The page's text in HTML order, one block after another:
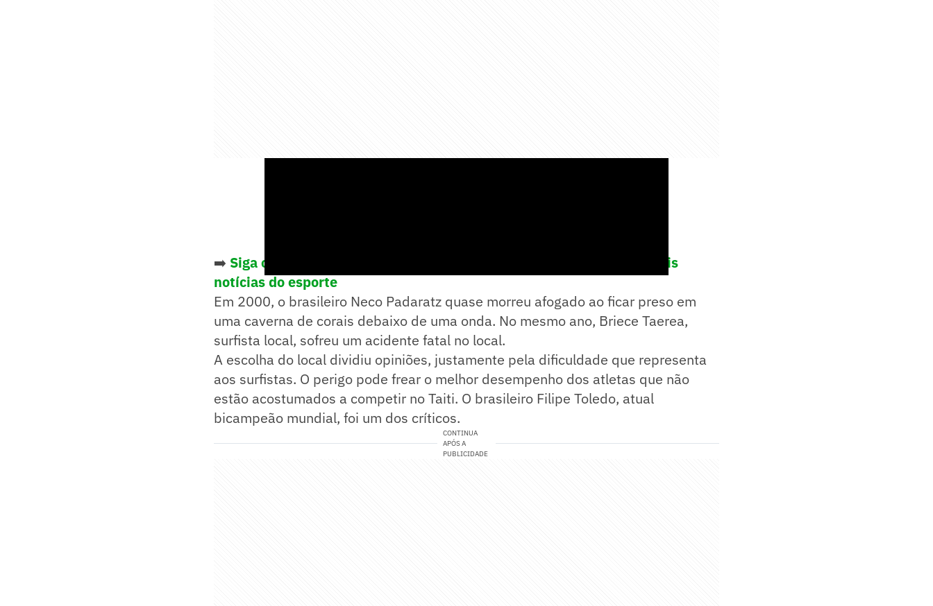
➡️ Siga o Lance! no WhatsApp e acompanhe em tempo real as principais
notícias do esporte
Em 2000, o brasileiro Neco Padaratz quase morreu afogado ao ficar preso em
uma caverna de corais debaixo de uma onda. No mesmo ano, Briece Taerea,
surfista local, sofreu um acidente fatal no local.
A escolha do local dividiu opiniões, justamente pela dificuldade que representa
aos surfistas. O perigo pode frear o melhor desempenho dos atletas que não
estão acostumados a competir no Taiti. O brasileiro Filipe Toledo, atual
bicampeão mundial, foi um dos críticos.
CONTINUA
APÓS A
PUBLICIDADE